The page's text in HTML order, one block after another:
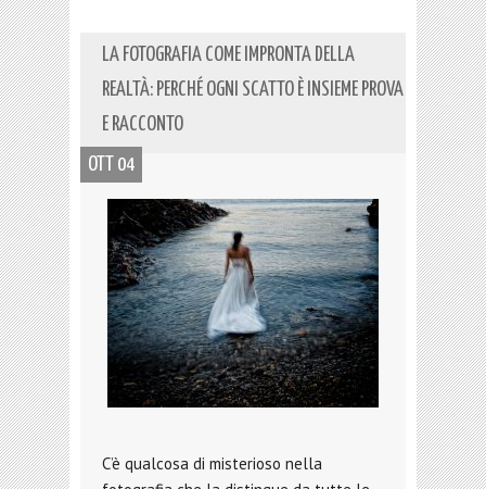
LA FOTOGRAFIA COME IMPRONTA DELLA
REALTÀ: PERCHÉ OGNI SCATTO È INSIEME PROVA
E RACCONTO
OTT 04
C’è qualcosa di misterioso nella